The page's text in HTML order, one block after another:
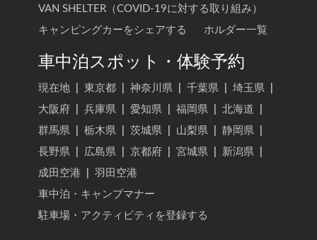
VAN SHELTER（COVID-19に対する取り組み）
キャンピングカーをシェアする
ホルダー一覧
車中泊スポット・体験予約
現在地 東京都 神奈川県 千葉県 埼玉県
大阪府
兵庫県 愛知県 福岡県 北海道
群馬県
栃木県 茨城県 山梨県 静岡県
長野県
広島県 京都府 宮城県 新潟県
成田空港
羽田空港
車中泊・キャンプマナー
駐車場・アクティビティを登録する